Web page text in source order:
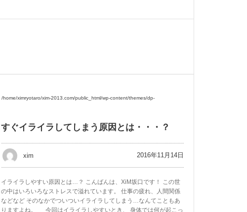
/home/ximryotaro/xim-2013.com/public_html/wp-content/themes/dp-
すぐイライラしてしまう原因とは・・・？
xim 2016年11月14日
イライラしやすい原因とは…？ こんばんは、XiM坂口です！ この世
の中はいろいろなストレスで溢れています。 仕事の疲れ、人間関係
などなど そのなかでついついイライラしてしまう…なんてこともあ
りますよね。 今回はイライラしやすいとき、 身体では何が起こっ